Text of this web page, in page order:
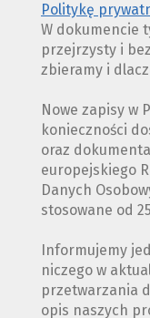
Politykę
W dokumencie
przejrzysty i
zbieramy i
Nowe zapisy w
konieczności
oraz
europejskiego
Danych
stosowane od
Informujemy
niczego w
przetwarzania
opis naszych